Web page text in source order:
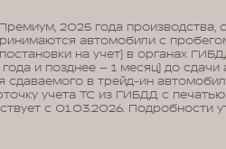
2025 года производства,
автомобили с
на учет) в органах
и позднее – 1 месяц) до
в трейд-ин
учета ТС из ГИБДД с
с 01.03.2026. Подробности